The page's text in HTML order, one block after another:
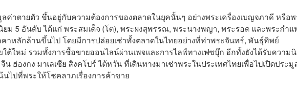
ค่าตายตัว ขึ้นอยู่กับความต้องการของตลาดในยุคนั้นๆ อย่างพระเครื่องเบญจภาคี หรือ
ม 5 อันดับ ได้แก่ พระสมเด็จ (โต), พระผงสุพรรณ, พระนางพญา, พระรอด และพระกำ
าหลักล้านขึ้นไป โดยมีการปล่อยเช่าทั้งตลาดในไทยอย่างที่ท่าพระจันทร์, พันธ์ุทิพย์
ใต้ใหม่ รวมทั้งการซื้อขายออนไลน์ผ่านเพจและการไลฟ์ทางเฟซบุ๊ก อีกทั้งยังได้รับความ
น ฮ่องกง มาเลเซีย สิงคโปร์ ไต้หวัน ที่เดินทางมาเช่าพระในประเทศไทยเพื่อไปเปิดประมู
นไปที่พระให้โชคลาภเรื่องการค้าขาย